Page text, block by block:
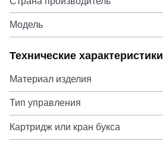
Модель
Технические характеристики
Материал изделия
Тип управления
Картридж или кран букса